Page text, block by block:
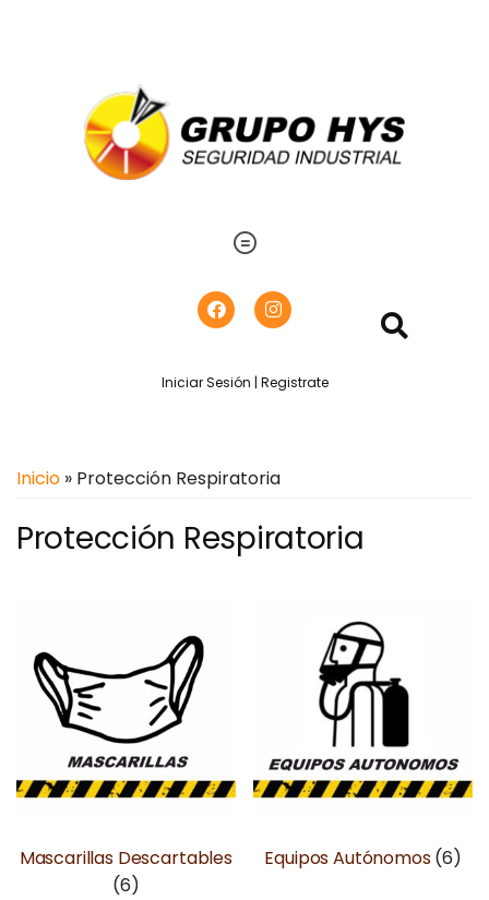
Iniciar Sesión | Registrate
Inicio » Protección Respiratoria
Protección Respiratoria
Mascarillas Descartables
(6)
Equipos Autónomos(6)